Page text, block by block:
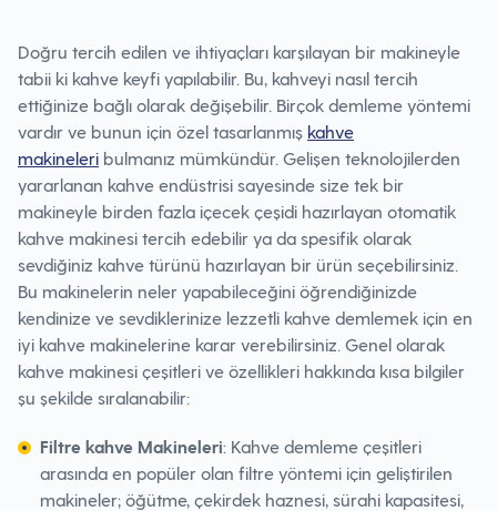
Doğru tercih edilen ve ihtiyaçları karşılayan bir makineyle
tabii ki kahve keyfi yapılabilir. Bu, kahveyi nasıl tercih
ettiğinize bağlı olarak değişebilir. Birçok demleme yöntemi
vardır ve bunun için özel tasarlanmış kahve
makineleri bulmanız mümkündür. Gelişen teknolojilerden
yararlanan kahve endüstrisi sayesinde size tek bir
makineyle birden fazla içecek çeşidi hazırlayan otomatik
kahve makinesi tercih edebilir ya da spesifik olarak
sevdiğiniz kahve türünü hazırlayan bir ürün seçebilirsiniz.
Bu makinelerin neler yapabileceğini öğrendiğinizde
kendinize ve sevdiklerinize lezzetli kahve demlemek için en
iyi kahve makinelerine karar verebilirsiniz. Genel olarak
kahve makinesi çeşitleri ve özellikleri hakkında kısa bilgiler
şu şekilde sıralanabilir:
Filtre kahve Makineleri: Kahve demleme çeşitleri
arasında en popüler olan filtre yöntemi için geliştirilen
makineler; öğütme, çekirdek haznesi, sürahi kapasitesi,